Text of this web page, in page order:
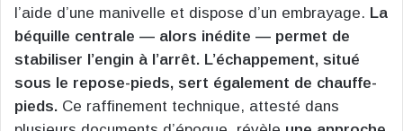
l’aide d’une manivelle et dispose d’un embrayage. La
béquille centrale — alors inédite — permet de
stabiliser l’engin à l’arrêt. L’échappement, situé
sous le repose-pieds, sert également de chauffe-
pieds. Ce raffinement technique, attesté dans